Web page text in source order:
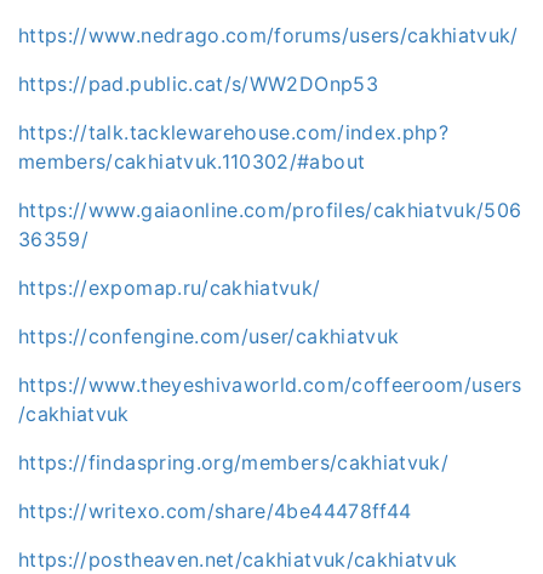
https://www.nedrago.com/forums/users/cakhiatvuk/
https://pad.public.cat/s/WW2DOnp53
https://talk.tacklewarehouse.com/index.php?
members/cakhiatvuk.110302/#about
https://www.gaiaonline.com/profiles/cakhiatvuk/506
36359/
https://expomap.ru/cakhiatvuk/
https://confengine.com/user/cakhiatvuk
https://www.theyeshivaworld.com/coffeeroom/users
/cakhiatvuk
https://findaspring.org/members/cakhiatvuk/
https://writexo.com/share/4be44478ff44
https://postheaven.net/cakhiatvuk/cakhiatvuk